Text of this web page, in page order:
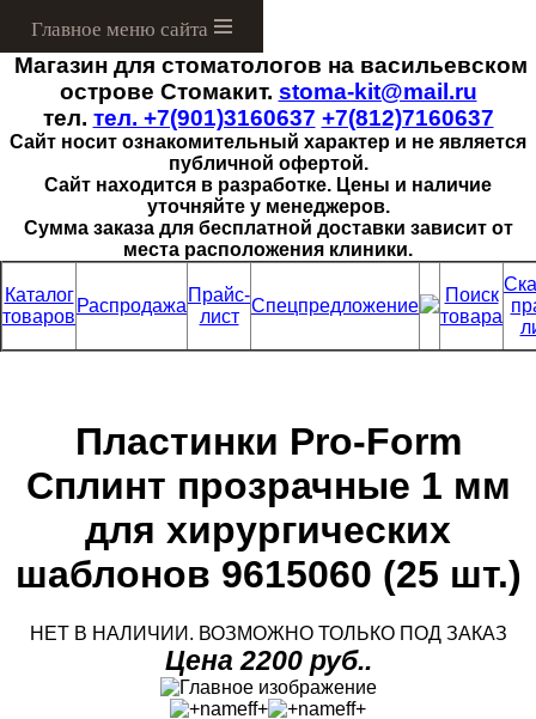
Магазин для стоматологов на васильевском
острове Стомакит. stoma-kit@mail.ru
тел. тел. +7(901)3160637 +7(812)7160637
Сайт носит ознакомительный характер и не является
публичной офертой.
Сайт находится в разработке. Цены и наличие
уточняйте у менеджеров.
Сумма заказа для бесплатной доставки зависит от
места расположения клиники.
Menu
Каталог
товаров
Распродажа
Прайс-
лист
Спецпредложение
Поиск
товара
Пластинки Pro-Form
Сплинт прозрачные 1 мм
для хирургических
шаблонов 9615060 (25 шт.)
НЕТ В НАЛИЧИИ. ВОЗМОЖНО ТОЛЬКО ПОД ЗАКАЗ
Цена 2200 руб..